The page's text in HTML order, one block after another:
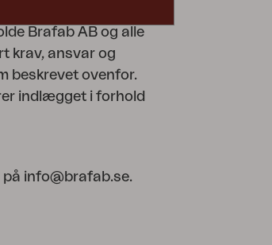
Brafab AB og alle
krav, ansvar og
beskrevet ovenfor.
indlægget i forhold
info@brafab.se.